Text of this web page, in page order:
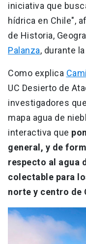
iniciativa que
hídrica en Chile",
de Historia,
Palanza, durante
Como explica
UC Desierto de
investigadores
mapa agua de
interactiva que
general, y de
respecto al agua
colectable para
norte y centro de